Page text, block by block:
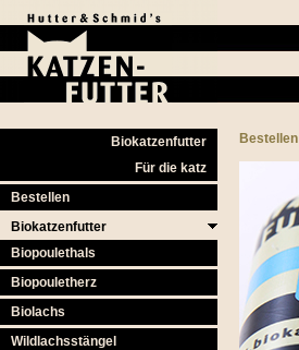
Biokatzenfutter
Für die katz
Bestellen
Biokatzenfutter
Biopoulethals
Biopouletherz
Biolachs
Wildlachsstängel
Bestellen